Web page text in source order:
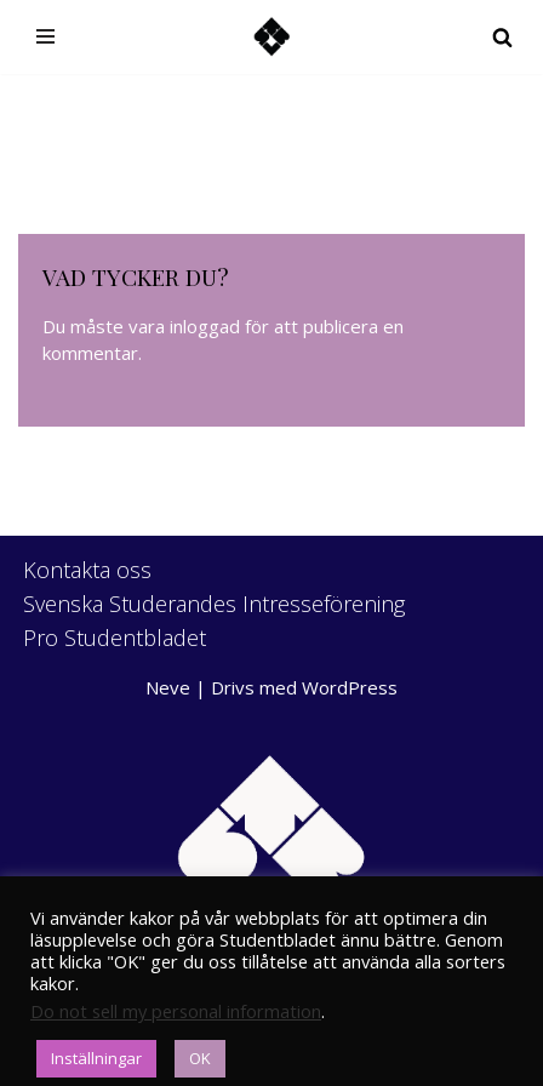
VAD TYCKER DU?
Du måste vara inloggad för att publicera en
kommentar.
Kontakta oss
Svenska Studerandes Intresseförening
Pro Studentbladet
Neve | Drivs med WordPress
Eriksgatan 8
00100 Helsingfors
Vi använder kakor på vår webbplats för att optimera din
läsupplevelse och göra Studentbladet ännu bättre. Genom
att klicka "OK" ger du oss tillåtelse att använda alla sorters
kakor.
Do not sell my personal information.
Inställningar OK